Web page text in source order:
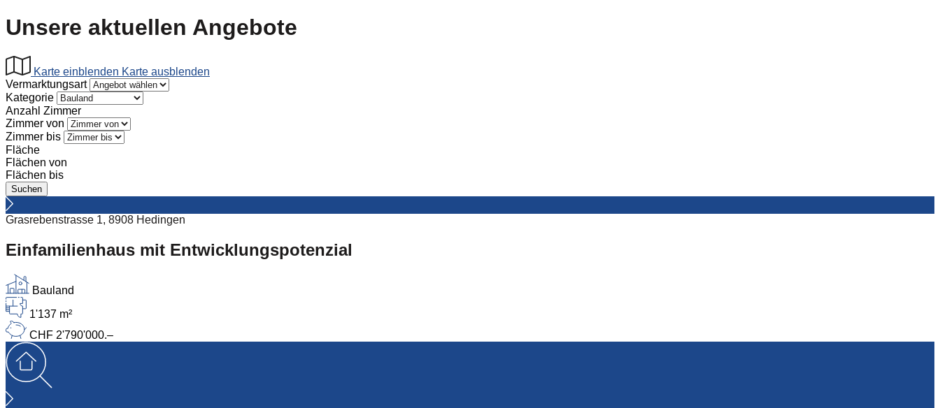
Unsere aktuellen Angebote
Karte einblenden Karte ausblenden
Vermarktungsart
Kategorie
Anzahl Zimmer
Zimmer von
Zimmer bis
Fläche
Flächen von
Flächen bis
Grasrebenstrasse 1, 8908 Hedingen
Einfamilienhaus mit Entwicklungspotenzial
Bauland
1'137 m²
CHF 2'790'000.–